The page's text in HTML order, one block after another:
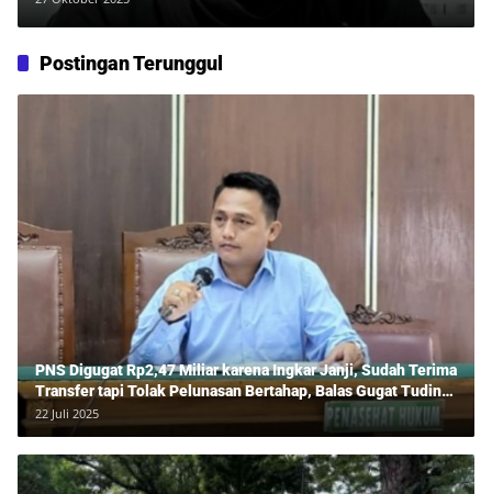
Postingan Terunggul
PNS Digugat Rp2,47 Miliar karena Ingkar Janji, Sudah Terima
Transfer tapi Tolak Pelunasan Bertahap, Balas Gugat Tuding
Lawan Tipu Rp850 Juta
22 Juli 2025